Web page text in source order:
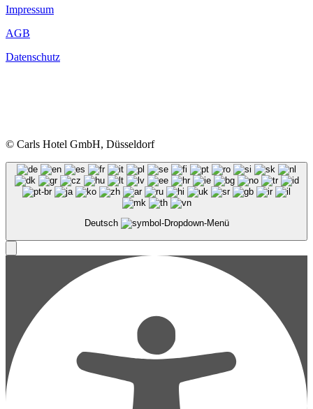
Impressum
AGB
Datenschutz
© Carls Hotel GmbH, Düsseldorf
Deutsch